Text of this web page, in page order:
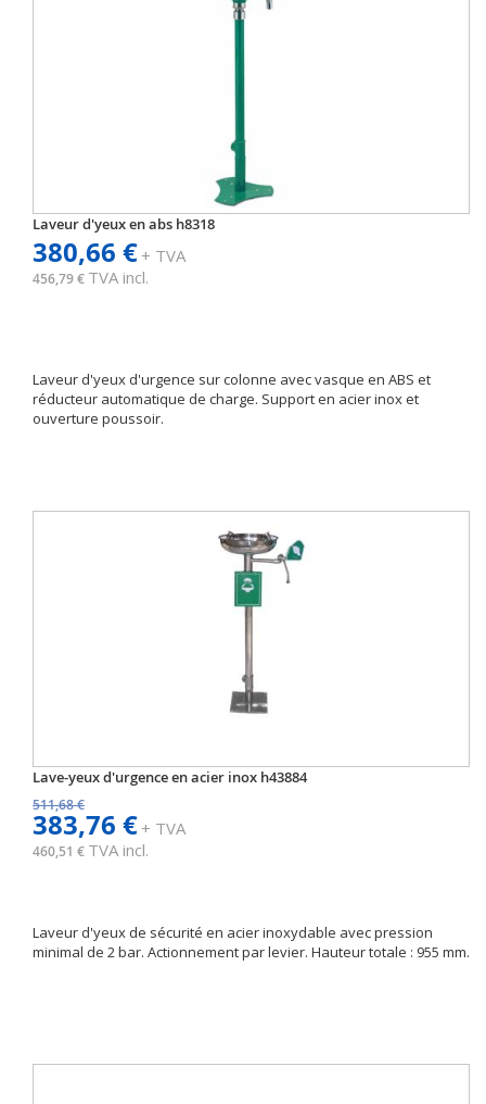
Laveur d'yeux en abs h8318
380,66 €+ TVA
456,79 € TVA incl.
Laveur d'yeux d'urgence sur colonne avec vasque en ABS et
réducteur automatique de charge. Support en acier inox et
ouverture poussoir.
Lave-yeux d'urgence en acier inox h43884
511,68 €
383,76 €+ TVA
460,51 € TVA incl.
Laveur d'yeux de sécurité en acier inoxydable avec pression
minimal de 2 bar. Actionnement par levier. Hauteur totale : 955 mm.